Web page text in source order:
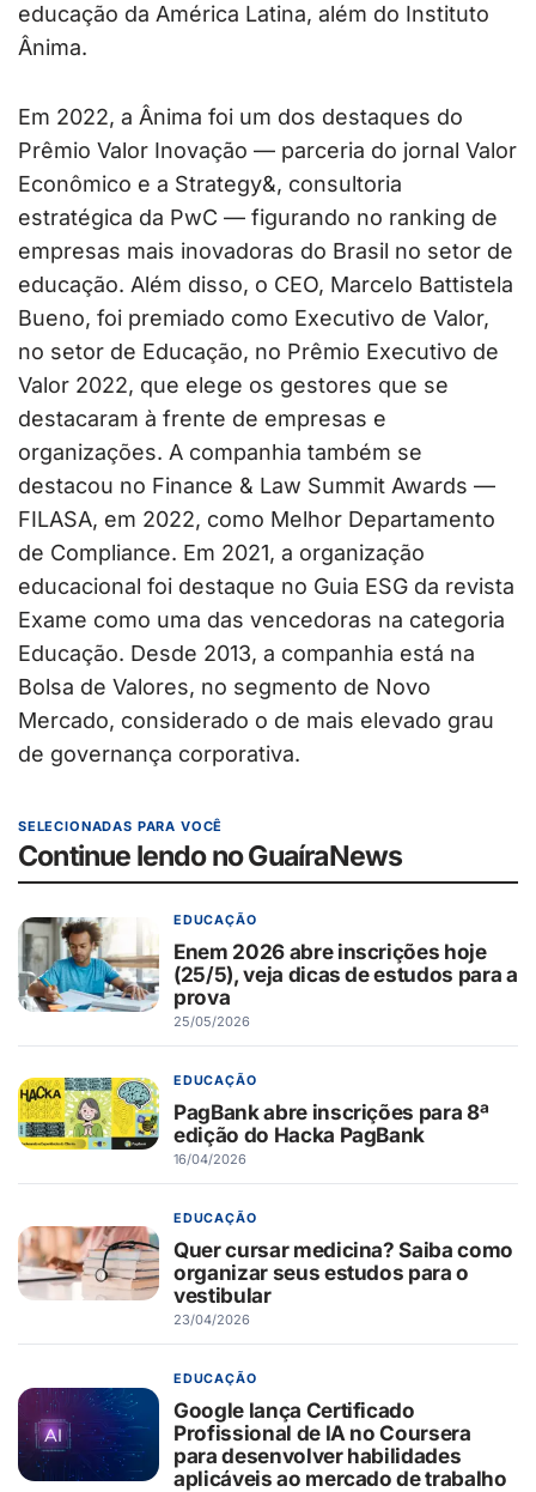
educação da América Latina, além do Instituto
Ânima.
Em 2022, a Ânima foi um dos destaques do
Prêmio Valor Inovação — parceria do jornal Valor
Econômico e a Strategy&, consultoria
estratégica da PwC — figurando no ranking de
empresas mais inovadoras do Brasil no setor de
educação. Além disso, o CEO, Marcelo Battistela
Bueno, foi premiado como Executivo de Valor,
no setor de Educação, no Prêmio Executivo de
Valor 2022, que elege os gestores que se
destacaram à frente de empresas e
organizações. A companhia também se
destacou no Finance & Law Summit Awards —
FILASA, em 2022, como Melhor Departamento
de Compliance. Em 2021, a organização
educacional foi destaque no Guia ESG da revista
Exame como uma das vencedoras na categoria
Educação. Desde 2013, a companhia está na
Bolsa de Valores, no segmento de Novo
Mercado, considerado o de mais elevado grau
de governança corporativa.
SELECIONADAS PARA VOCÊ
Continue lendo no GuaíraNews
EDUCAÇÃO
Enem 2026 abre inscrições hoje
(25/5), veja dicas de estudos para a
prova
25/05/2026
EDUCAÇÃO
PagBank abre inscrições para 8ª
edição do Hacka PagBank
16/04/2026
EDUCAÇÃO
Quer cursar medicina? Saiba como
organizar seus estudos para o
vestibular
23/04/2026
EDUCAÇÃO
Google lança Certificado
Profissional de IA no Coursera
para desenvolver habilidades
aplicáveis ao mercado de trabalho